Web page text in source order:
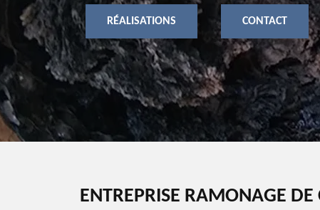
RÉALISATIONS CONTACT
ENTREPRISE RAMONAGE